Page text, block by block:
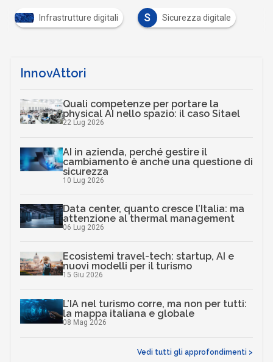
Infrastrutture digitali S Sicurezza digitale
InnovAttori
Quali competenze per portare la
physical AI nello spazio: il caso Sitael
22 Lug 2026
AI in azienda, perché gestire il
cambiamento è anche una questione di
sicurezza
10 Lug 2026
Data center, quanto cresce l’Italia: ma
attenzione al thermal management
06 Lug 2026
Ecosistemi travel-tech: startup, AI e
nuovi modelli per il turismo
15 Giu 2026
L’IA nel turismo corre, ma non per tutti:
la mappa italiana e globale
08 Mag 2026
Vedi tutti gli approfondimenti >